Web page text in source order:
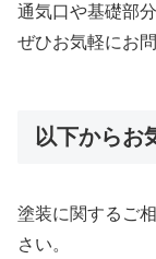
通気口や基礎部
ぜひお気軽にお
以下からお
塗装に関するご
さい。